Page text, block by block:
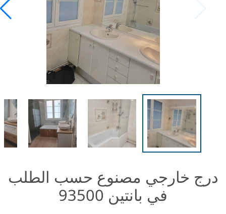
درج خارجي مصنوع حسب الطلب
في بانتين 93500